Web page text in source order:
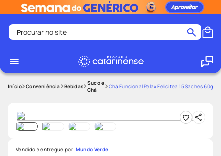
Procurar no site
1
2 º
medley
4º
tadalafila
5º
ozivy
6
lenço umedecido
Conveniência Bebidas Suco e
Chá
Chá Funcional Relax Felicitea 15 Saches 60g
Vendido e entregue por: Mundo Verde